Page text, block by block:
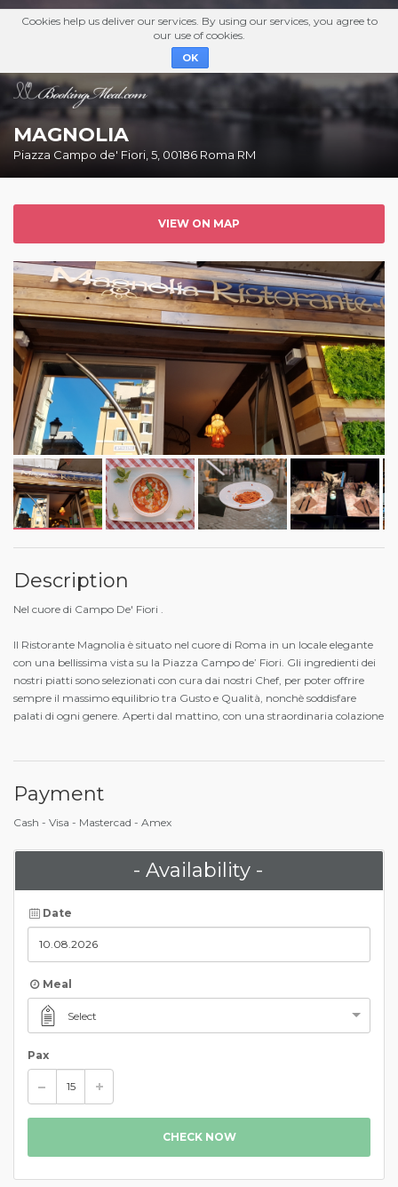
Cookies help us deliver our services. By using our services, you agree to
our use of cookies.
OK
MAGNOLIA
Piazza Campo de' Fiori, 5, 00186 Roma RM
VIEW ON MAP
Description
Nel cuore di Campo De' Fiori .
Il Ristorante Magnolia è situato nel cuore di Roma in un locale elegante
con una bellissima vista su la Piazza Campo de’ Fiori. Gli ingredienti dei
nostri piatti sono selezionati con cura dai nostri Chef, per poter offrire
sempre il massimo equilibrio tra Gusto e Qualità, nonchè soddisfare
palati di ogni genere. Aperti dal mattino, con una straordinaria colazione
Payment
Cash - Visa - Mastercad - Amex
- Availability -
Date
Meal
Select
Pax
CHECK NOW